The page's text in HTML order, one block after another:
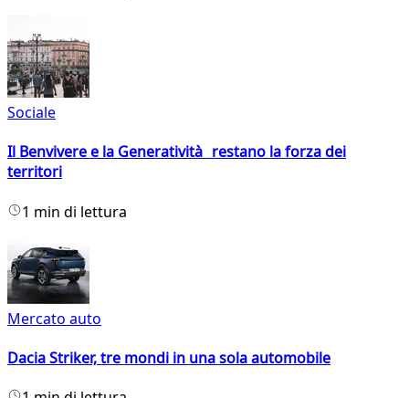
Sociale
Il Benvivere e la Generatività restano la forza dei
territori
1 min di lettura
Mercato auto
Dacia Striker, tre mondi in una sola automobile